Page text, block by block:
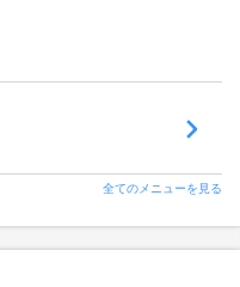
全てのメニューを見る